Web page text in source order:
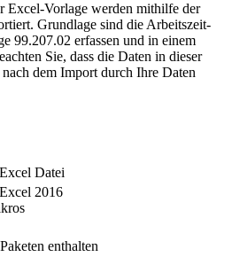
Excel-Vorlage werden mithilfe der
Grundlage sind die Arbeitszeit-
99.207.02 erfassen und in einem
Sie, dass die Daten in dieser
dem Import durch Ihre Daten
Datei
2016
enthalten